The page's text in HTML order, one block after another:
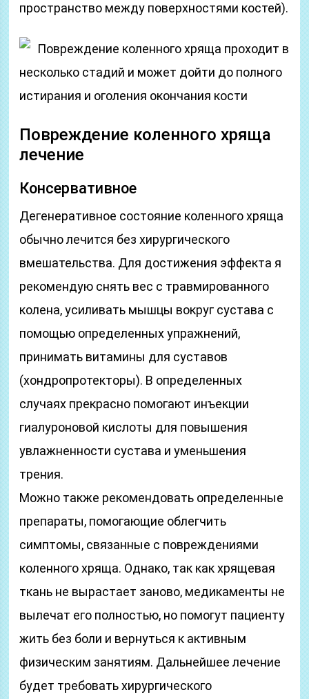
пространство между поверхностями костей).
Повреждение коленного хряща проходит в
несколько стадий и может дойти до полного
истирания и оголения окончания кости
Повреждение коленного хряща
лечение
Консервативное
Дегенеративное состояние коленного хряща
обычно лечится без хирургического
вмешательства. Для достижения эффекта я
рекомендую снять вес с травмированного
колена, усиливать мышцы вокруг сустава с
помощью определенных упражнений,
принимать витамины для суставов
(хондропротекторы). В определенных
случаях прекрасно помогают инъекции
гиалуроновой кислоты для повышения
увлажненности сустава и уменьшения
трения.
Можно также рекомендовать определенные
препараты, помогающие облегчить
симптомы, связанные с повреждениями
коленного хряща. Однако, так как хрящевая
ткань не вырастает заново, медикаменты не
вылечат его полностью, но помогут пациенту
жить без боли и вернуться к активным
физическим занятиям. Дальнейшее лечение
будет требовать хирургического